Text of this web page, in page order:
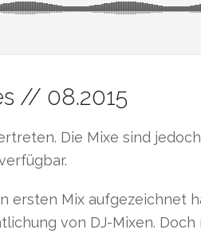
// 08.2015
Die Mixe sind
ersten Mix aufgezeichnet
von DJ-Mixen.